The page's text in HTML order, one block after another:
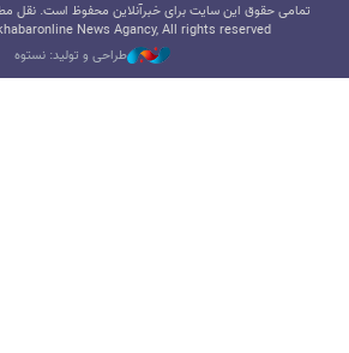
تمامی حقوق این سایت برای خبرآنلاین محفوظ است. نقل
News Agancy, All rights reserved
طراحی و تولید: نستوه